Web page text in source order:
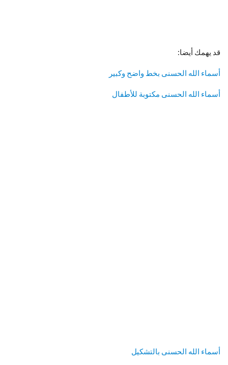
قد يهمك أيضا:
أسماء الله الحسنى بخط واضح وكبير
أسماء الله الحسنى مكتوبة للأطفال
أسماء الله الحسنى بالتشكيل